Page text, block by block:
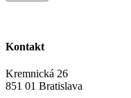
Kontakt
Kremnická 26
851 01 Bratislava